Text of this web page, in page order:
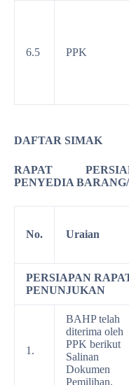
6.5 PPK
DAFTAR SIMAK
RAPAT
PENYEDIA
No. Uraian
PERSIAPAN
PENUNJUKAN
1.
BAHP telah
diterima oleh
PPK berikut
Salinan
Dokumen
Pemilihan.